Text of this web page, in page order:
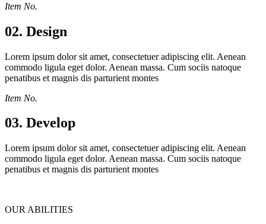
Item No.
02. Design
Lorem ipsum dolor sit amet, consectetuer adipiscing elit. Aenean
commodo ligula eget dolor. Aenean massa. Cum sociis natoque
penatibus et magnis dis parturient montes
Item No.
03. Develop
Lorem ipsum dolor sit amet, consectetuer adipiscing elit. Aenean
commodo ligula eget dolor. Aenean massa. Cum sociis natoque
penatibus et magnis dis parturient montes
OUR ABILITIES